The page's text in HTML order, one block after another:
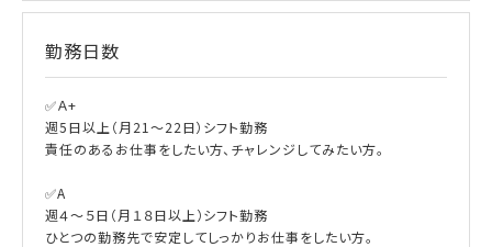
勤務日数
✅Ａ+
週5日以上（月21～22日）シフト勤務
責任のあるお仕事をしたい方、チャレンジしてみたい方。
✅A
週４～５日（月１８日以上）シフト勤務
ひとつの勤務先で安定してしっかりお仕事をしたい方。